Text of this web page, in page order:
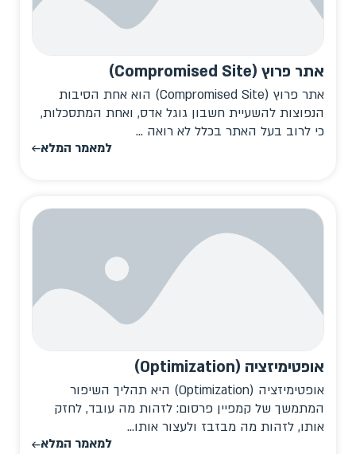
אתר פרוץ (Compromised Site)
אתר פרוץ (Compromised Site) הוא אחת הסיבות
הנפוצות להשעיית חשבון גוגל אדס, ואחת המתסכלות,
כי לרוב בעל האתר בכלל לא רואה ...
למאמר המלא
אופטימיזציה (Optimization)
אופטימיזציה (Optimization) היא תהליך השיפור
המתמשך של קמפיין פרסום: לזהות מה עובד, לחזק
אותו, לזהות מה מבזבז ולעצור אותו...
למאמר המלא